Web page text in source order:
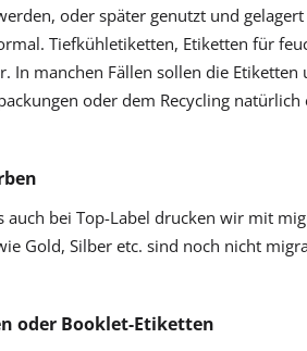
oder später genutzt und
Tiefkühletiketten, Etiketten für
In manchen Fällen sollen die
oder dem Recycling natürlich
auch bei Top-Label drucken wir mit
Gold, Silber etc. sind noch nicht
oder Booklet-Etiketten